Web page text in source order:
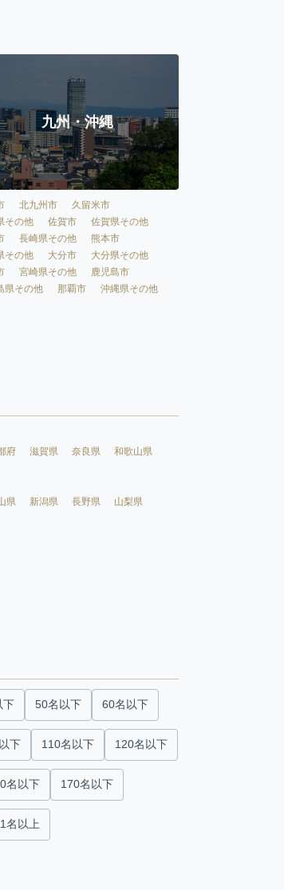
九州・沖縄
北九州市
久留米市
その他
佐賀市
佐賀県その他
長崎県その他
熊本市
その他
大分市
大分県その他
宮崎県その他
鹿児島市
県その他
那覇市 沖縄県その他
府 滋賀県 奈良県 和歌山県
県 新潟県 長野県 山梨県
下 50名以下 60名以下
下 110名以下 120名以下
名以下 170名以下
名以上